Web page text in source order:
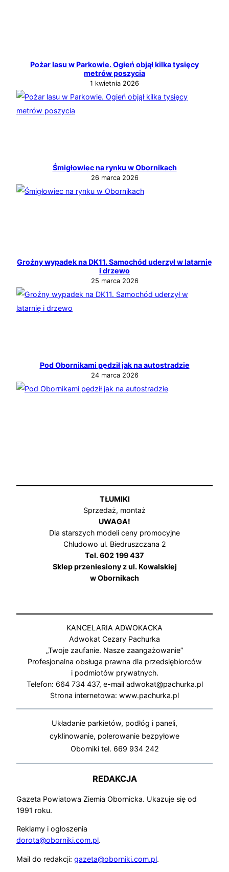
Pożar lasu w Parkowie. Ogień objął kilka tysięcy
metrów poszycia
1 kwietnia 2026
Śmigłowiec na rynku w Obornikach
26 marca 2026
Groźny wypadek na DK11. Samochód uderzył w latarnię
i drzewo
25 marca 2026
Pod Obornikami pędził jak na autostradzie
24 marca 2026
TŁUMIKI
Sprzedaż, montaż
UWAGA!
Dla starszych modeli ceny promocyjne
Chludowo ul. Biedruszczana 2
Tel. 602 199 437
Sklep przeniesiony z ul. Kowalskiej
w Obornikach
KANCELARIA ADWOKACKA
Adwokat Cezary Pachurka
„Twoje zaufanie. Nasze zaangażowanie”
Profesjonalna obsługa prawna dla przedsiębiorców
i podmiotów prywatnych.
Telefon: 664 734 437, e-mail adwokat@pachurka.pl
Strona internetowa: www.pachurka.pl
Układanie parkietów, podłóg i paneli,
cyklinowanie, polerowanie bezpyłowe
Oborniki tel. 669 934 242
REDAKCJA
Gazeta Powiatowa Ziemia Obornicka. Ukazuje się od
1991 roku.
Reklamy i ogłoszenia
dorota@oborniki.com.pl.
Mail do redakcji: gazeta@oborniki.com.pl.